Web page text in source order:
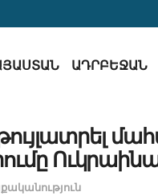
ԱԴՐԲԵՋԱՆ